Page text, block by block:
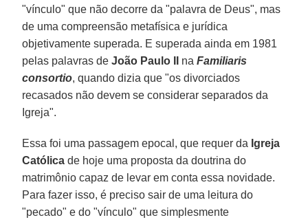
"vínculo" que não decorre da "palavra de Deus", mas
de uma compreensão metafísica e jurídica
objetivamente superada. E superada ainda em 1981
pelas palavras deJoão Paulo II naFamiliaris
consortio, quando dizia que "os divorciados
recasados não devem se considerar separados da
Igreja".
Essa foi uma passagem epocal, que requer da Igreja
Católica de hoje uma proposta da doutrina do
matrimônio capaz de levar em conta essa novidade.
Para fazer isso, é preciso sair de uma leitura do
"pecado" e do "vínculo" que simplesmente